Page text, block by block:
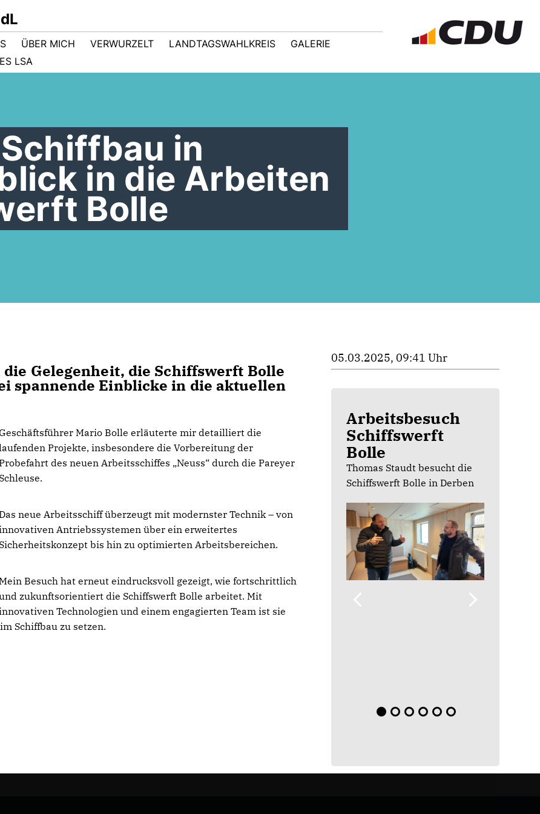
ÜBER MICH VERWURZELT LANDTAGSWAHLKREIS
GALERIE
LSA
in
in die Arbeiten
Bolle
Gelegenheit, die Schiffswerft Bolle
spannende Einblicke in die aktuellen
Mario Bolle erläuterte mir detailliert die
Projekte, insbesondere die Vorbereitung der
des neuen Arbeitsschiffes „Neuss“ durch die Pareyer
Schleuse.
neue Arbeitsschiff überzeugt mit modernster Technik – von
Antriebssystemen über ein erweitertes
Sicherheitskonzept bis hin zu optimierten Arbeitsbereichen.
Besuch hat erneut eindrucksvoll gezeigt, wie fortschrittlich
zukunftsorientiert die Schiffswerft Bolle arbeitet. Mit
Technologien und einem engagierten Team ist sie
Schiffbau zu setzen.
05.03.2025, 09:41 Uhr
Arbeitsbesuch
Schiffswerft
Bolle
Thomas Staudt besucht die
Schiffswerft Bolle in Derben